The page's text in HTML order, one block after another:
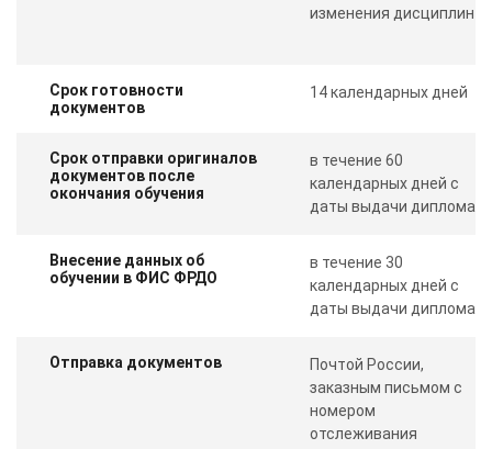
изменения дисциплин
Срок готовности
документов
14 календарных дней
Срок отправки оригиналов
документов после
окончания обучения
в течение 60
календарных дней с
даты выдачи диплома
Внесение данных об
обучении в ФИС ФРДО
в течение 30
календарных дней с
даты выдачи диплома
Отправка документов
Почтой России,
заказным письмом с
номером
отслеживания